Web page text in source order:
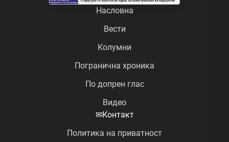
Насловна
Вести
Колумни
Погранична хроника
По допрен глас
Видео
✉Контакт
Политика на приватност